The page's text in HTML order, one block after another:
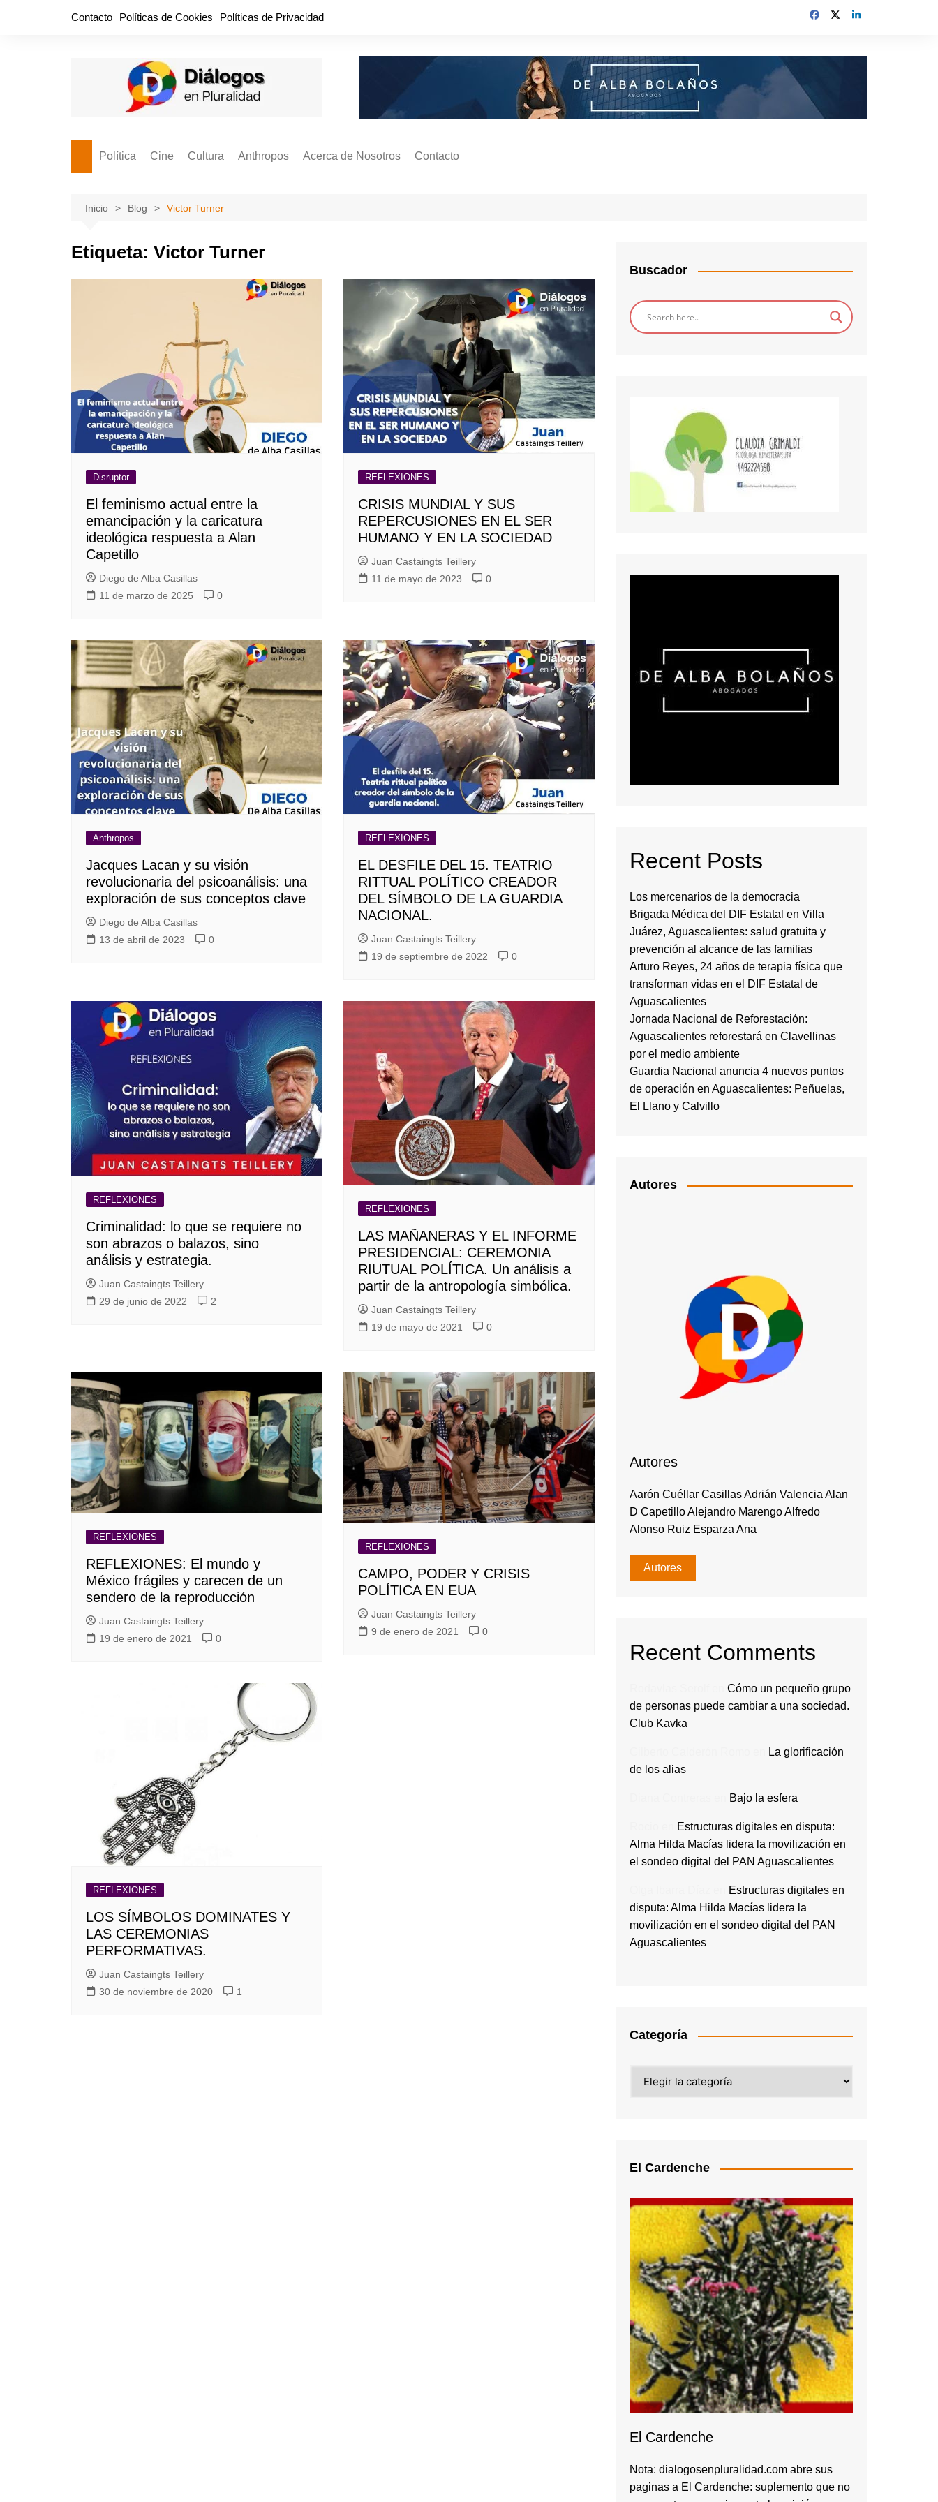
Contacto Políticas de Cookies Políticas de Privacidad
Política
Cabos Sueltos
Disruptor
Espacio Ciudadano
Guerra de Encuestas
Valor Público
Cine
FILMOGRAFÍAS
Cultura
Crónica
Libros
Valor Público
Música
Poesía
Anthropos
Hemeródromo
Líderes inspiradores
REFLEXIONES
Tilde y tinta
Ya regresé
Acerca de Nosotros Contacto
Inicio Blog Victor Turner
Etiqueta: Victor Turner
Disruptor
El feminismo actual entre la
emancipación y la caricatura
ideológica respuesta a Alan
Capetillo
Diego de Alba Casillas
11 de marzo de 2025
0
REFLEXIONES
CRISIS MUNDIAL Y SUS
REPERCUSIONES EN EL SER
HUMANO Y EN LA SOCIEDAD
Juan Castaingts Teillery
11 de mayo de 2023
0
Anthropos
Jacques Lacan y su visión
revolucionaria del psicoanálisis: una
exploración de sus conceptos clave
Diego de Alba Casillas
13 de abril de 2023
0
REFLEXIONES
EL DESFILE DEL 15. TEATRIO
RITTUAL POLÍTICO CREADOR
DEL SÍMBOLO DE LA GUARDIA
NACIONAL.
Juan Castaingts Teillery
19 de septiembre de 2022
0
REFLEXIONES
Criminalidad: lo que se requiere no
son abrazos o balazos, sino
análisis y estrategia.
Juan Castaingts Teillery
29 de junio de 2022
2
REFLEXIONES
LAS MAÑANERAS Y EL INFORME
PRESIDENCIAL: CEREMONIA
RIUTUAL POLÍTICA. Un análisis a
partir de la antropología simbólica.
Juan Castaingts Teillery
19 de mayo de 2021
0
REFLEXIONES
REFLEXIONES: El mundo y
México frágiles y carecen de un
sendero de la reproducción
Juan Castaingts Teillery
19 de enero de 2021
0
REFLEXIONES
CAMPO, PODER Y CRISIS
POLÍTICA EN EUA
Juan Castaingts Teillery
9 de enero de 2021
0
REFLEXIONES
LOS SÍMBOLOS DOMINATES Y
LAS CEREMONIAS
PERFORMATIVAS.
Juan Castaingts Teillery
30 de noviembre de 2020
1
Buscador
Recent Posts
Los mercenarios de la democracia
Brigada Médica del DIF Estatal en Villa
Juárez, Aguascalientes: salud gratuita y
prevención al alcance de las familias
Arturo Reyes, 24 años de terapia física que
transforman vidas en el DIF Estatal de
Aguascalientes
Jornada Nacional de Reforestación:
Aguascalientes reforestará en Clavellinas
por el medio ambiente
Guardia Nacional anuncia 4 nuevos puntos
de operación en Aguascalientes: Peñuelas,
El Llano y Calvillo
Autores
Autores
Aarón Cuéllar Casillas Adrián Valencia Alan
D Capetillo Alejandro Marengo Alfredo
Alonso Ruiz Esparza Ana
Autores
Recent Comments
Cómo un pequeño grupo
de personas puede cambiar a una sociedad.
Club Kavka
La glorificación
de los alias
Bajo la esfera
Estructuras digitales en disputa:
Alma Hilda Macías lidera la movilización en
el sondeo digital del PAN Aguascalientes
Estructuras digitales en
disputa: Alma Hilda Macías lidera la
movilización en el sondeo digital del PAN
Aguascalientes
Categoría
El Cardenche
El Cardenche
Nota: dialogosenpluralidad.com abre sus
paginas a El Cardenche: suplemento que no